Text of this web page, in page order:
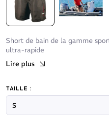
Short de bain de la gamme
ultra-rapide
Lire plus
TAILLE :